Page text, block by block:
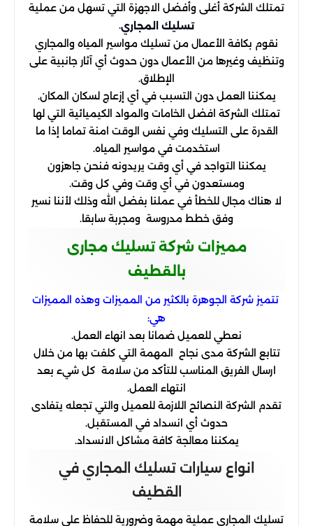
تمتلك الشركة أغلى وأفضل الاجهزة التي تسهل من عملية
تسليك المجاري.
نقوم بكافة الأعمال من تسليك مواسير المياه والمجاري
وتنظيف وغيرها من الأعمال دون حدوث أي آثار جانبية على
الإطلاق.
يمكننا العمل دون التسبب في أي إزعاج لسكان المكان.
تمتلك الشركة افضل الخامات والمواد الكيميائية التي لها
القدرة على التسليك وفي نفس الوقت امنة تماما إذا ما
استخدمت في مواسير المياه.
يمكننا التواجد في أي وقت يريدونه فنحن جاهزون
ومستعدون في أي وقت وفي كل وقت.
لا هناك مجال للخطأ في عملنا بفضل الله وذلك لأننا نسير
وفق خطط مدروسة ومجربة سابقا.
مميزات شركة تسليك مجارى
بالقطيف
تتميز شركة الجوهرة بالكثير من المميزات وهذه المميزات
هي:
نعطي للعميل ضمانا بعد انهاء العمل.
تتابع الشركة مدى نجاح المهمة التي كلفت بها من خلال
ارسال الفريق المناسب للتأكد من سلامة كل شيء بعد
انتهاء العمل.
تقدم الشركة النصائح اللازمة للعميل والتي تجعله يتفادى
حدوث أي انسداد في المستقبل.
يمكننا معالجة كافة مشاكل الانسداد.
انواع سيارات تسليك المجاري في
القطيف
تسليك المجاري عملية مهمة وضرورية للحفاظ على سلامة